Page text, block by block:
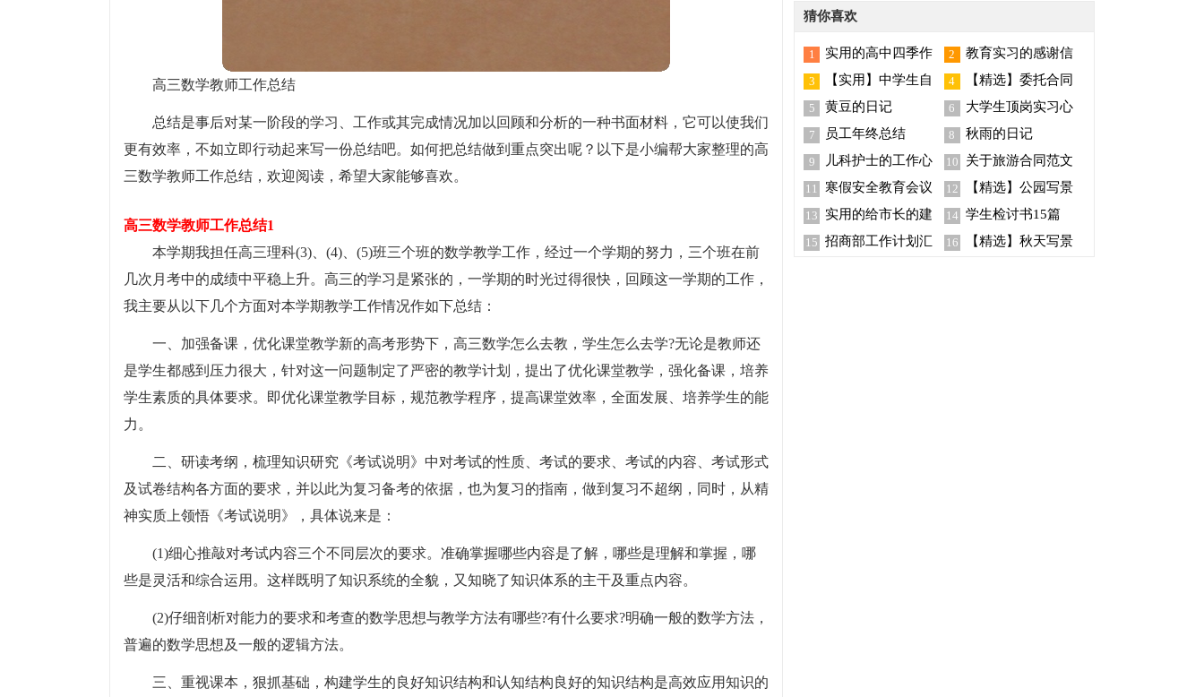
高三数学教师工作总结
总结是事后对某一阶段的学习、工作或其完成情况加以回顾和分析的一种书面材料，它可以使我们
更有效率，不如立即行动起来写一份总结吧。如何把总结做到重点突出呢？以下是小编帮大家整理的高
三数学教师工作总结，欢迎阅读，希望大家能够喜欢。
高三数学教师工作总结1
本学期我担任高三理科(3)、(4)、(5)班三个班的数学教学工作，经过一个学期的努力，三个班在前
几次月考中的成绩中平稳上升。高三的学习是紧张的，一学期的时光过得很快，回顾这一学期的工作，
我主要从以下几个方面对本学期教学工作情况作如下总结：
一、加强备课，优化课堂教学新的高考形势下，高三数学怎么去教，学生怎么去学?无论是教师还
是学生都感到压力很大，针对这一问题制定了严密的教学计划，提出了优化课堂教学，强化备课，培养
学生素质的具体要求。即优化课堂教学目标，规范教学程序，提高课堂效率，全面发展、培养学生的能
力。
二、研读考纲，梳理知识研究《考试说明》中对考试的性质、考试的要求、考试的内容、考试形式
及试卷结构各方面的要求，并以此为复习备考的依据，也为复习的指南，做到复习不超纲，同时，从精
神实质上领悟《考试说明》，具体说来是：
(1)细心推敲对考试内容三个不同层次的要求。准确掌握哪些内容是了解，哪些是理解和掌握，哪
些是灵活和综合运用。这样既明了知识系统的全貌，又知晓了知识体系的主干及重点内容。
(2)仔细剖析对能力的要求和考查的数学思想与教学方法有哪些?有什么要求?明确一般的数学方法，
普遍的数学思想及一般的逻辑方法。
三、重视课本，狠抓基础，构建学生的良好知识结构和认知结构良好的知识结构是高效应用知识的
猜你喜欢
1
实用的高中四季作
文五篇
2 教育实习的感谢信
3
【实用】中学生自
我介绍范文汇编4篇
4
【精选】委托合同
模板汇总9篇
5 黄豆的日记 6
大学生顶岗实习心
得体会(15篇)
7 员工年终总结 8 秋雨的日记
9
儿科护士的工作心
得体会
10
关于旅游合同范文
汇编4篇
11
寒假安全教育会议
总结（通用5篇）
12
【精选】公园写景
作文汇总10篇
13 实用的给市长的建
议书3篇
14 学生检讨书15篇
15 招商部工作计划汇
16
【精选】秋天写景